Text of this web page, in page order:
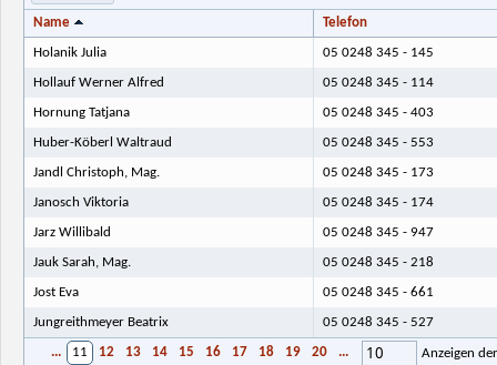
Name Telefon
Holanik Julia 05 0248 345 - 145
Hollauf Werner Alfred 05 0248 345 - 114
Hornung Tatjana 05 0248 345 - 403
Huber-Köberl Waltraud 05 0248 345 - 553
Jandl Christoph, Mag. 05 0248 345 - 173
Janosch Viktoria 05 0248 345 - 174
Jarz Willibald 05 0248 345 - 947
Jauk Sarah, Mag. 05 0248 345 - 218
Jost Eva 05 0248 345 - 661
Jungreithmeyer Beatrix 05 0248 345 - 527
... 11 12 13 14 15 16 17 18 19 20 ... 10 Anzeigen